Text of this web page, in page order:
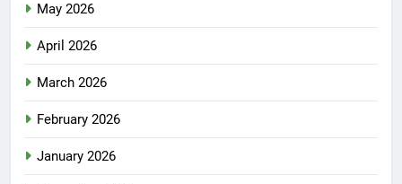
May 2026
April 2026
March 2026
February 2026
January 2026